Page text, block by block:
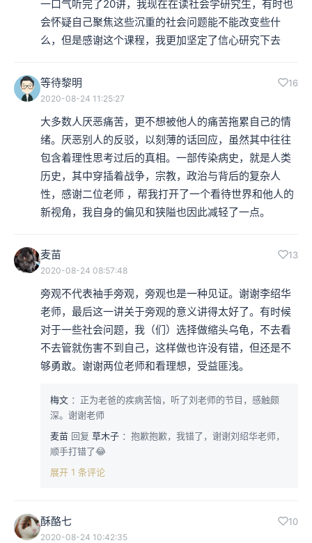
一口气听完了20讲，我现在在读社会学研究生，有时也
会怀疑自己聚焦这些沉重的社会问题能不能改变些什
么，但是感谢这个课程，我更加坚定了信心研究下去
等待黎明 16
2020-08-24 11:25:27
大多数人厌恶痛苦，更不想被他人的痛苦拖累自己的情
绪。厌恶别人的反驳，以刻薄的话回应，虽然其中往往
包含着理性思考过后的真相。一部传染病史，就是人类
历史，其中穿插着战争，宗教，政治与背后的复杂人
性，感谢二位老师 ，帮我打开了一个看待世界和他人的
新视角，我自身的偏见和狭隘也因此减轻了一点。
麦苗 13
2020-08-24 08:57:48
旁观不代表袖手旁观，旁观也是一种见证。谢谢李绍华
老师，最后这一讲关于旁观的意义讲得太好了。有时候
对于一些社会问题，我（们）选择做缩头乌龟，不去看
不去管就伤害不到自己，这样做也许没有错，但还是不
够勇敢。谢谢两位老师和看理想，受益匪浅。
梅文 ：正为老爸的疾病苦恼，听了刘老师的节目，感触颇
深。谢谢老师
麦苗 回复 草木子 ：抱歉抱歉，我错了，谢谢刘绍华老师，
顺手打错了😂
展开 1 条评论
酥酪七 10
2020-08-24 10:42:35